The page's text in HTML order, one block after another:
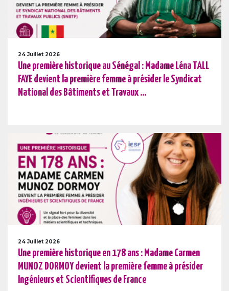
24 Juillet 2026
Une première historique au Sénégal : Madame Léna TALL
FAYE devient la première femme à présider le Syndicat
National des Bâtiments et Travaux ...
24 Juillet 2026
Une première historique en 178 ans : Madame Carmen
MUNOZ DORMOY devient la première femme à présider
Ingénieurs et Scientifiques de France